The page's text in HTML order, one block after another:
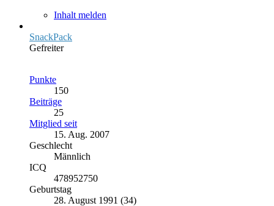
Inhalt melden
SnackPack
Gefreiter
Punkte
150
Beiträge
25
Mitglied seit
15. Aug. 2007
Geschlecht
Männlich
ICQ
478952750
Geburtstag
28. August 1991 (34)